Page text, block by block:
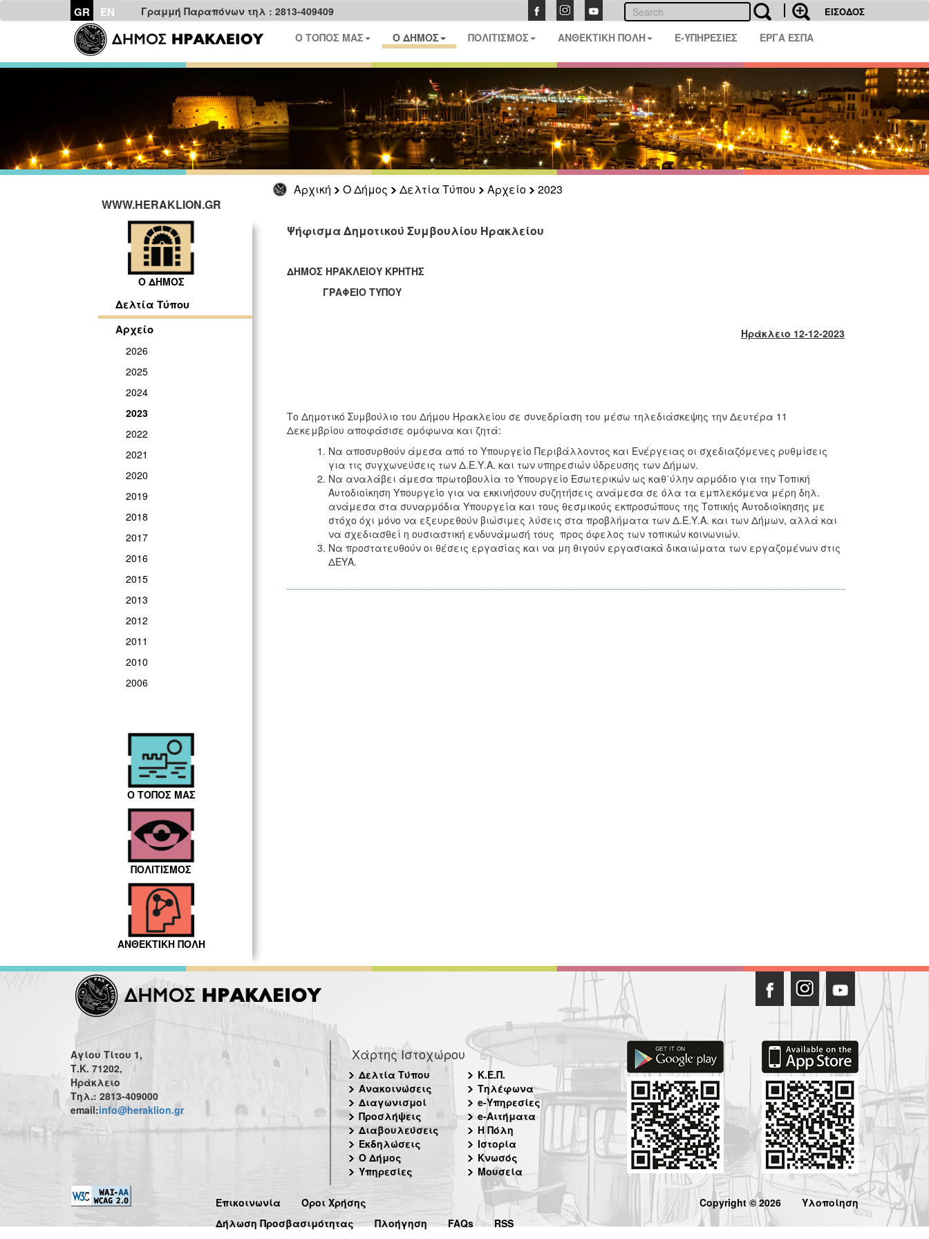
GR EN Γραμμή Παραπόνων τηλ : 2813-409409 ΕΙΣΟΔΟΣ
Ο ΤΟΠΟΣ ΜΑΣ Ο ΔΗΜΟΣ ΠΟΛΙΤΙΣΜΟΣ ΑΝΘΕΚΤΙΚΗ ΠΟΛΗ E-ΥΠΗΡΕΣΙΕΣ ΕΡΓΑ ΕΣΠΑ
Αρχική Ο Δήμος Δελτία Τύπου Αρχείο
2023
WWW.HERAKLION.GR
Ο ΔΗΜΟΣ
Δελτία Τύπου
Αρχείο
2026
2025
2024
2023
2022
2021
2020
2019
2018
2017
2016
2015
2013
2012
2011
2010
2006
Ο ΤΟΠΟΣ ΜΑΣ
ΠΟΛΙΤΙΣΜΟΣ
ΑΝΘΕΚΤΙΚΗ ΠΟΛΗ
Ψήφισμα Δημοτικού Συμβουλίου Ηρακλείου
ΔΗΜΟΣ ΗΡΑΚΛΕΙΟΥ ΚΡΗΤΗΣ
ΓΡΑΦΕΙΟ ΤΥΠΟΥ
Ηράκλειο 12-12-2023
Το Δημοτικό Συμβούλιο του Δήμου Ηρακλείου σε συνεδρίαση του μέσω τηλεδιάσκεψης την Δευτέρα 11
Δεκεμβρίου αποφάσισε ομόφωνα και ζητά:
Να αποσυρθούν άμεσα από το Υπουργείο Περιβάλλοντος και Ενέργειας οι σχεδιαζόμενες ρυθμίσεις
για τις συγχωνεύσεις των Δ.Ε.Υ.Α. και των υπηρεσιών ύδρευσης των Δήμων.
Να αναλάβει άμεσα πρωτοβουλία το Υπουργείο Εσωτερικών ως καθ΄ύλην αρμόδιο για την Τοπική
Αυτοδιοίκηση Υπουργείο για να εκκινήσουν συζητήσεις ανάμεσα σε όλα τα εμπλεκόμενα μέρη δηλ.
ανάμεσα στα συναρμόδια Υπουργεία και τους θεσμικούς εκπροσώπους της Τοπικής Αυτοδιοίκησης με
στόχο όχι μόνο να εξευρεθούν βιώσιμες λύσεις στα προβλήματα των Δ.Ε.Υ.Α. και των Δήμων, αλλά και
να σχεδιασθεί η ουσιαστική ενδυνάμωσή τους προς όφελος των τοπικών κοινωνιών.
Να προστατευθούν οι θέσεις εργασίας και να μη θιγούν εργασιακά δικαιώματα των εργαζομένων στις
ΔΕΥΑ.
Αγίου Τίτου 1,
Τ.Κ. 71202,
Ηράκλειο
Τηλ.: 2813-409000
email:info@heraklion.gr
Χάρτης Ιστοχώρου
Δελτία Τύπου
Ανακοινώσεις
Διαγωνισμοί
Προσλήψεις
Διαβουλεύσεις
Εκδηλώσεις
Ο Δήμος
Υπηρεσίες
Κ.Ε.Π.
Τηλέφωνα
e-Υπηρεσίες
e-Αιτήματα
Η Πόλη
Ιστορία
Κνωσός
Μουσεία
Επικοινωνία
Όροι Χρήσης
Δήλωση Προσβασιμότητας
Πλοήγηση FAQs RSS
Copyright © 2026 Υλοποίηση